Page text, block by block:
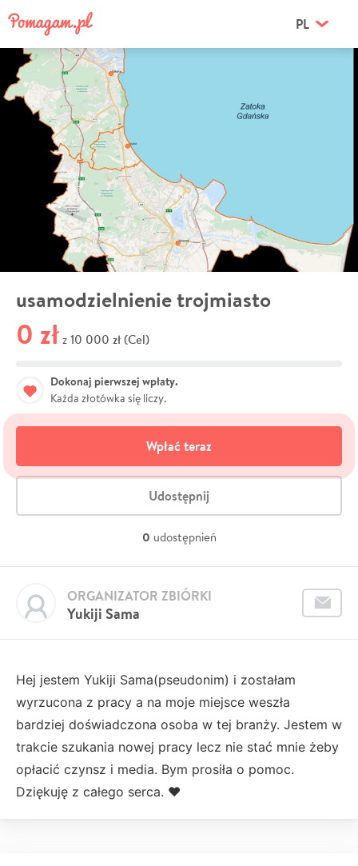
PL
usamodzielnienie trojmiasto
0 zł z 10 000 zł (Cel)
Dokonaj pierwszej wpłaty.
Każda złotówka się liczy.
Wpłać teraz
Udostępnij
0 udostępnień
Yukiji Sama
ORGANIZATOR ZBIÓRKI
Hej jestem Yukiji Sama(pseudonim) i zostałam
wyrzucona z pracy a na moje miejsce weszła
bardziej doświadczona osoba w tej branży. Jestem w
trakcie szukania nowej pracy lecz nie stać mnie żeby
opłacić czynsz i media. Bym prosiła o pomoc.
Dziękuję z całego serca. ♥️